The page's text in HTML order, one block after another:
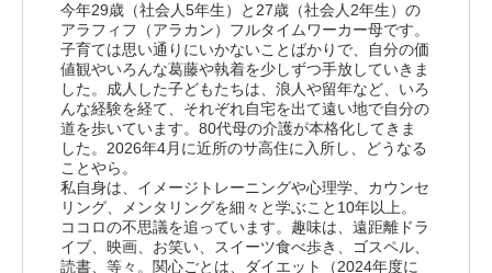
今年29歳（社会人5年生）と27歳（社会人2年生）の
アラフィフ（アラカン）フルタイムワーカー母です。
子育ては思い通りにいかないことばかりで、自分の価
値観やいろんな葛藤や執着を少しずつ手放していきま
した。成人した子どもたちは、浪人や留年など、いろ
んな経験を経て、それぞれ自宅を出て遠い地で自分の
道を歩いています。80代母の介護が本格化してきま
した。2026年4月に近所のサ高住に入所し、どうなる
ことやら。
私自身は、イメージトレーニングや心理学、カウンセ
リング、メンタリングを細々と学ぶこと10年以上。
ココロの不思議を追っています。趣味は、遠距離ドラ
イブ、映画、お笑い、スイーツ食べ歩き、ゴスペル、
読書、等々。関心ごとは、ダイエット（2024年度に